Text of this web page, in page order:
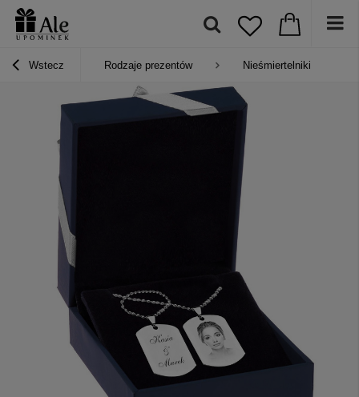
Wstecz Rodzaje prezentów Nieśmiertelniki